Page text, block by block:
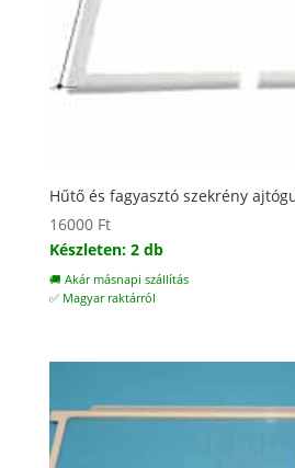
Hűtő és fagyasztó szekrény
16000 Ft
Készleten: 2 db
🚚 Akár másnapi szállítás
✅ Magyar raktárról